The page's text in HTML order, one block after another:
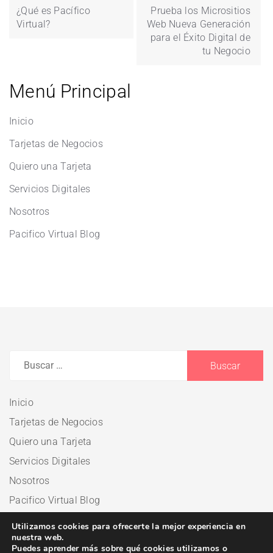
¿Qué es Pacífico
Virtual?
Prueba los Micrositios
Web Nueva Generación
para el Éxito Digital de
tu Negocio
Menú Principal
Inicio
Tarjetas de Negocios
Quiero una Tarjeta
Servicios Digitales
Nosotros
Pacifico Virtual Blog
Inicio
Tarjetas de Negocios
Quiero una Tarjeta
Servicios Digitales
Nosotros
Pacifico Virtual Blog
Utilizamos cookies para ofrecerte la mejor experiencia en
nuestra web.
Puedes aprender más sobre qué cookies utilizamos o